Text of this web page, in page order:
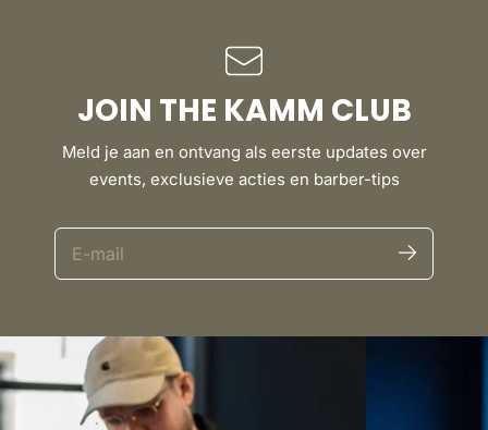
JOIN THE KAMM CLUB
Meld je aan en ontvang als eerste updates over
events, exclusieve acties en barber-tips